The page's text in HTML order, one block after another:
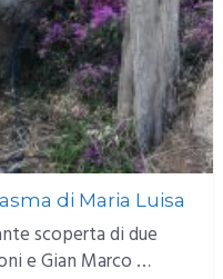
di Maria Luisa
scoperta di due
e Gian Marco …